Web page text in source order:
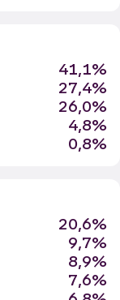
41,1%
27,4%
26,0%
4,8%
0,8%
20,6%
9,7%
8,9%
7,6%